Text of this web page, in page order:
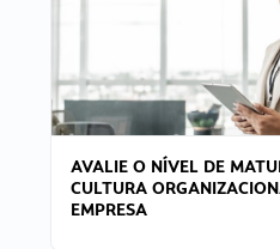
AVALIE O NÍVEL DE
CULTURA
EMPRESA